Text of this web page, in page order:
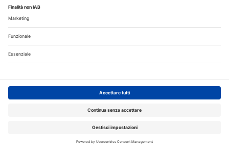
DENTAL CADMOS 2026 - 2028 triennale 150
crediti ECM
Corsi FAD odontoiatri DENTAL CADMOS triennale 150
Crediti ECM:150 crediti